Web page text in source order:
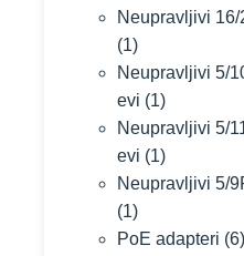
Neupravljivi
(1)
Neupravljivi 5/
evi (1)
Neupravljivi 5/
evi (1)
Neupravljivi 5/
(1)
PoE adapteri (6)